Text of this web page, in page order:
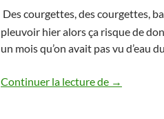
Des courgettes, des courgettes,
pleuvoir hier alors ça risque de
un mois qu’on avait pas vu d’eau
Continuer la lecture de Tarte
→